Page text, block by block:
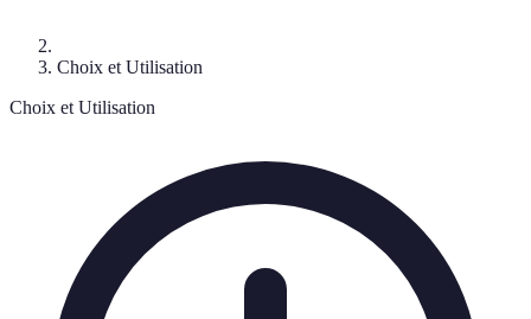
Choix et Utilisation
Choix et Utilisation